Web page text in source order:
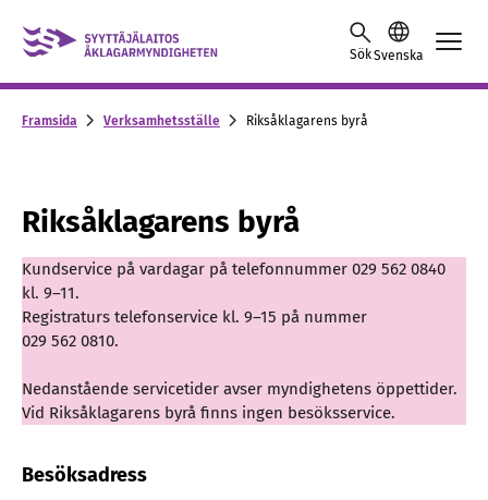
Skip to content -saavutettavuusohje
SökSvenska
Framsida Verksamhetsställe Riksåklagarens byrå
Riksåklagarens byrå
Kundservice på vardagar på telefonnummer 029 562 0840
kl. 9–11.
Registraturs telefonservice kl. 9–15 på nummer
029 562 0810.
Nedanstående servicetider avser myndighetens öppettider.
Vid Riksåklagarens byrå finns ingen besöksservice.
Besöksadress